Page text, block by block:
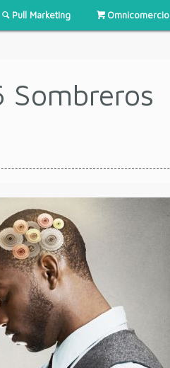
Pull Marketing Omnicomercio
Sombreros